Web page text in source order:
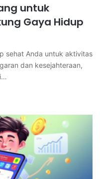
untuk
Gaya Hidup
sehat Anda untuk aktivitas
dan kesejahteraan,